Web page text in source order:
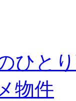
ひと
物件